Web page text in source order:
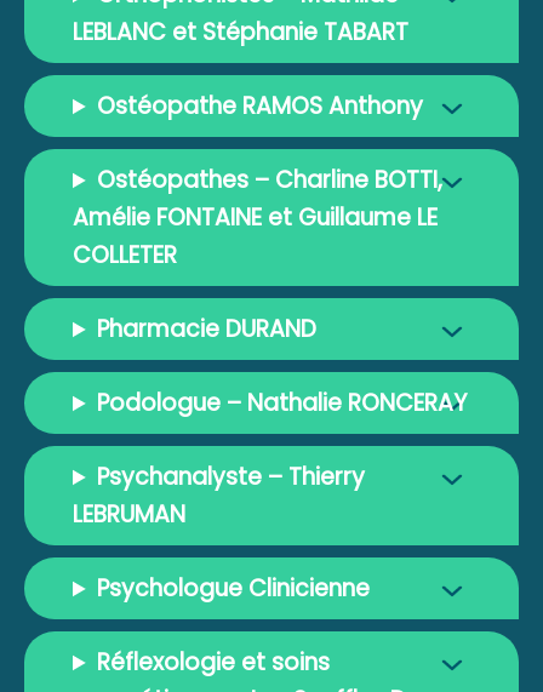
LEBLANC et Stéphanie TABART
Ostéopathe RAMOS Anthony
Ostéopathes – Charline BOTTI,
Amélie FONTAINE et Guillaume LE
COLLETER
Pharmacie DURAND
Podologue – Nathalie RONCERAY
Psychanalyste – Thierry
LEBRUMAN
Psychologue Clinicienne
Réflexologie et soins